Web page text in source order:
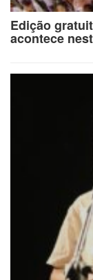
Edição
acontece